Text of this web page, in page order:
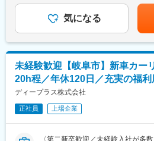
148名（2023年3月31日現在）、3
粗利率15%台。
主力にしている建設用足場資材は
規制緩和による中高層建物への利
長が期待できる製品分野を扱って
・年間休日124日で完全週休2日制
確保しながら働くことが可能です。
変更の範囲：本文参照
は、3交代制による夜勤勤務が発生
■取り扱い製品：
ィスビル等幅広く導入されています
■就業環境：
出張範囲は全国ですがメインは関東
給です。月に1～3回程度休日出勤
って頂きます。
気になる
未経験歓迎【岐阜市】新車カー
20h程／年休120日／充実の福利
ディープラス株式会社
正社員 上場企業
〈第二新卒歓迎／未経験入社が多